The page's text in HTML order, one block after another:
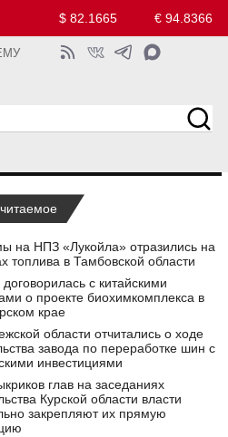
$ 82.1665 € 94.8366
на НПЗ «Лукойла» отразились на
топлива в Тамбовской области
с китайскими
о проекте биохимкомплекса в
крае
области отчитались о ходе
завода по переработке шин с
инвестициями
глав на заседаниях
Курской области власти
закрепляют их прямую